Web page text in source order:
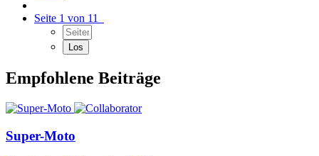
Seite 1 von 11
Empfohlene Beiträge
Super-Moto